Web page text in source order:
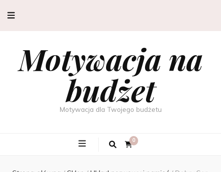
Motywacja na
budżet
Motywacja dla Twojego budżetu
0